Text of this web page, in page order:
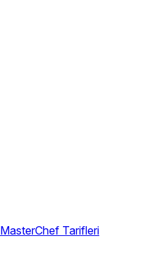
MasterChef Tarifleri